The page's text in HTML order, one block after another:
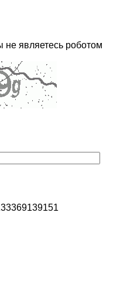
не являетесь роботом